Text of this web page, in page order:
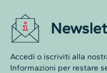
Accedi o iscriviti alla
Informazioni per restare